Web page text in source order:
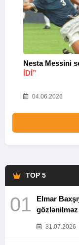
Nesta Messini
IDI”
04.06.2026
TOP 5
01
Elmar
31.07.2026